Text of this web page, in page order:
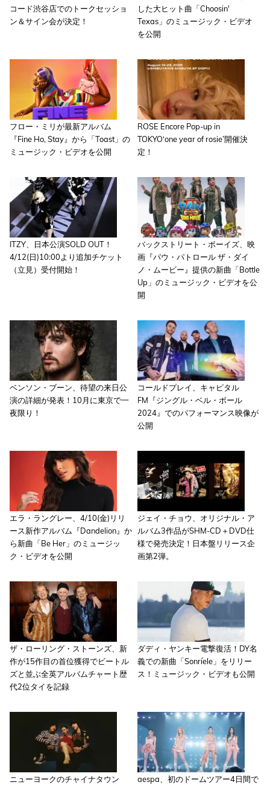
コード渋谷店でのトークセッショ
ン＆サイン会が決定！
した大ヒット曲「Choosin'
Texas」のミュージック・ビデオ
を公開
フロー・ミリが最新アルバム
『Fine Ho, Stay』から「Toast」の
ミュージック・ビデオを公開
ROSE Encore Pop-up in
TOKYO‘one year of rosie’開催決
定！
ITZY、日本公演SOLD OUT！
4/12(日)10:00より追加チケット
（立見）受付開始！
バックストリート・ボーイズ、映
画『パウ・パトロール ザ・ダイ
ノ・ムービー』提供の新曲「Bottle
Up」のミュージック・ビデオを公
開
ベンソン・ブーン、待望の来日公
演の詳細が発表！10月に東京で一
夜限り！
コールドプレイ、キャピタル
FM『ジングル・ベル・ボール
2024』でのパフォーマンス映像が
公開
エラ・ラングレー、4/10(金)リリ
ース新作アルバム『Dandelion』か
ら新曲「Be Her」のミュージッ
ク・ビデオを公開
ジェイ・チョウ、オリジナル・ア
ルバム3作品がSHM-CD＋DVD仕
様で発売決定！日本盤リリース企
画第2弾。
ザ・ローリング・ストーンズ、新
作が15作目の首位獲得でビートル
ズと並ぶ全英アルバムチャート歴
代2位タイを記録
ダディ・ヤンキー電撃復活！DY名
義での新曲「Sonríele」をリリー
ス！ミュージック・ビデオも公開
ニューヨークのチャイナタウン
aespa、初のドームツアー4日間で